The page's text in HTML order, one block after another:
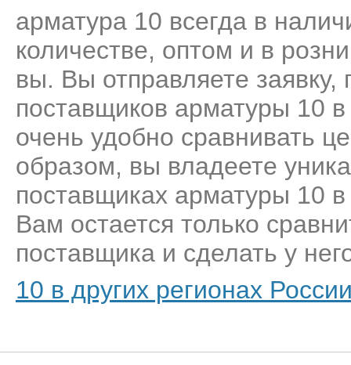
арматура 10 всегда в
количестве, оптом и в
вы. Вы отправляете заявку,
поставщиков арматуры 10
очень удобно сравнивать
образом, вы владеете
поставщиках арматуры 10
Вам остается только
поставщика и сделать у
10 в других регионах